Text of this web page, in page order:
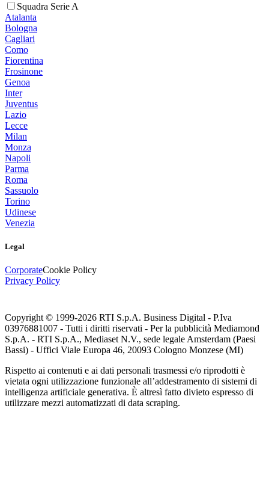
Squadra Serie A
Atalanta
Bologna
Cagliari
Como
Fiorentina
Frosinone
Genoa
Inter
Juventus
Lazio
Lecce
Milan
Monza
Napoli
Parma
Roma
Sassuolo
Torino
Udinese
Venezia
Legal
CorporateCookie Policy
Privacy Policy
Copyright © 1999-2026 RTI S.p.A. Business Digital - P.Iva
03976881007 - Tutti i diritti riservati - Per la pubblicità Mediamond
S.p.A. - RTI S.p.A., Mediaset N.V., sede legale Amsterdam (Paesi
Bassi) - Uffici Viale Europa 46, 20093 Cologno Monzese (MI)
Rispetto ai contenuti e ai dati personali trasmessi e/o riprodotti è
vietata ogni utilizzazione funzionale all’addestramento di sistemi di
intelligenza artificiale generativa. È altresì fatto divieto espresso di
utilizzare mezzi automatizzati di data scraping.